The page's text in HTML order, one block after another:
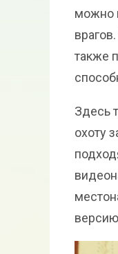
можно
также
Здесь
охоту